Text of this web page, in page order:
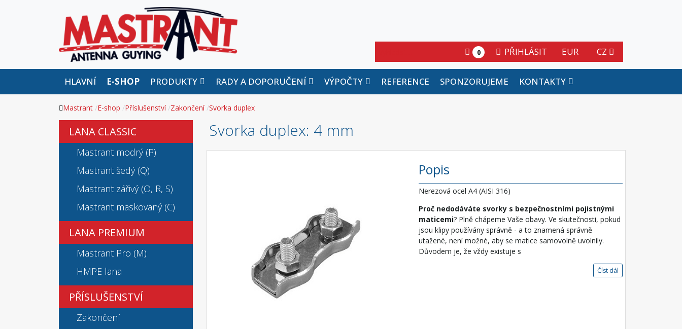
CZ
EUR
PŘIHLÁSIT
0
HLAVNÍ E-SHOP PRODUKTY RADY A DOPORUČENÍ VÝPOČTY REFERENCE SPONZORUJEME KONTAKTY
Mastrant E-shop Příslušenství Zakončení Svorka duplex
Svorka duplex: 4 mm
Popis
Nerezová ocel A4 (AISI 316)
Proč nedodáváte svorky s bezpečnostními pojistnými
maticemi? Plně chápeme Vaše obavy. Ve skutečnosti, pokud
jsou klipy používány správně - a to znamená správně
utažené, není možné, aby se matice samovolně uvolnily.
Důvodem je, že vždy existuje s
Číst dál
LANA CLASSIC
Mastrant modrý (P)
Mastrant šedý (Q)
Mastrant zářivý (O, R, S)
Mastrant maskovaný (C)
LANA PREMIUM
Mastrant Pro (M)
HMPE lana
PŘÍSLUŠENSTVÍ
Zakončení